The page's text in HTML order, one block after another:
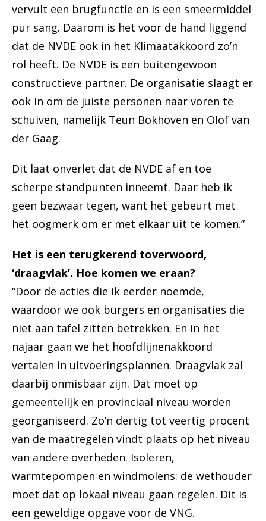
vervult een brugfunctie en is een smeermiddel
pur sang. Daarom is het voor de hand liggend
dat de NVDE ook in het Klimaatakkoord zo’n
rol heeft. De NVDE is een buitengewoon
constructieve partner. De organisatie slaagt er
ook in om de juiste personen naar voren te
schuiven, namelijk Teun Bokhoven en Olof van
der Gaag.
Dit laat onverlet dat de NVDE af en toe
scherpe standpunten inneemt. Daar heb ik
geen bezwaar tegen, want het gebeurt met
het oogmerk om er met elkaar uit te komen.”
Het is een terugkerend toverwoord,
‘draagvlak’. Hoe komen we eraan?
“Door de acties die ik eerder noemde,
waardoor we ook burgers en organisaties die
niet aan tafel zitten betrekken. En in het
najaar gaan we het hoofdlijnenakkoord
vertalen in uitvoeringsplannen. Draagvlak zal
daarbij onmisbaar zijn. Dat moet op
gemeentelijk en provinciaal niveau worden
georganiseerd. Zo’n dertig tot veertig procent
van de maatregelen vindt plaats op het niveau
van andere overheden. Isoleren,
warmtepompen en windmolens: de wethouder
moet dat op lokaal niveau gaan regelen. Dit is
een geweldige opgave voor de VNG.